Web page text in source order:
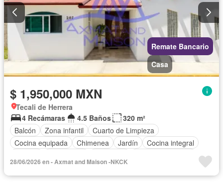
Remate Bancario
Casa
$ 1,950,000 MXN
Tecali de Herrera
4 Recámaras
4.5 Baños
320 m²
Balcón
Zona infantil
Cuarto de Limpieza
Cocina equipada
Chimenea Jardín
Cocina integral
28/06/2026 en - Axmat and Maison -NKCK